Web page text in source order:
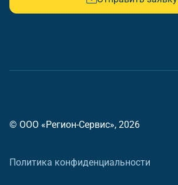
© ООО «Регион-Сервис», 2026
Политика конфиденциальности